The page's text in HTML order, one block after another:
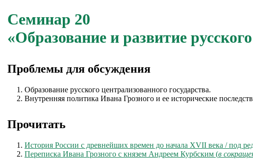
Семинар 20
«Образование и развитие
Проблемы для обсуждения
Образование русского централизованного государства.
Внутренняя политика Ивана Грозного и ее исторические
Прочитать
История России с древнейших времен до начала XVII века / под
Переписка Ивана Грозного с князем Андреем Курбским (в